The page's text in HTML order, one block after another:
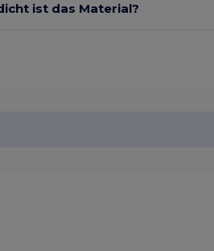
ist das Material?